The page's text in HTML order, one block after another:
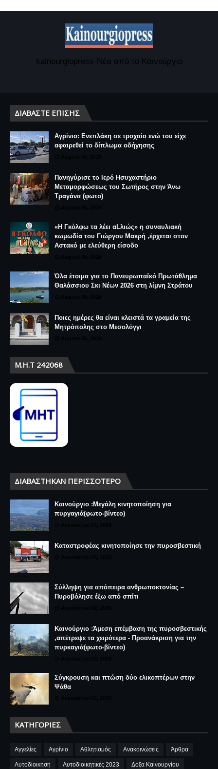
kainourgiopress-Νέα από το Καινούργιο
ΔΙΑΒΆΣΤΕ ΕΠΊΣΗΣ
Αγρίνιο: Ενεπλάκη σε τροχαίο ενώ του είχε
αφαιρεθεί το δίπλωμα οδήγησης
Πανηγύρισε το Ιερό Ησυχαστήριο
Μεταμορφώσεως του Σωτήρος στην Άνω
Τραγάνα (φωτο)
«Η Γκόλφω τα λέει αLλιώς» η συναυλιακή
κωμωδία του Γιώργου Μακρή ,έρχεται στον
Αστακό με ελεύθερη είσοδο
Όλα έτοιμα για το Πανευρωπαϊκό Πρωτάθλημα
Θαλάσσιου Σκι Νέων 2026 στη λίμνη Στράτου
Ποιες ημέρες θα είναι κλειστά τα γραμεία της
Μητρόπολης στο Μεσολόγγι
Μ.Η.Τ 242068
ΔΙΑΒΆΣΤΗΚΑΝ ΠΕΡΙΣΣΌΤΕΡΟ
Καινούργιο :Μεγάλη κινητοποίηση για
πυργαγιά(φωτο-βίντεο)
Καταστροφέας κινητοποίησε την πυροσβεστική
Σύλληψη για απόπειρα ανθρωποκτονίας –
Πυροβόλησε έξω από σπίτι
Καινούργιο :Άμεση επέμβαση της πυροσβεστικής
,απέτρεψε τα χειρότερα - Προανάκριση για την
πυρκαγιά(φωτο-βίντεο)
Σύγκρουση και πτώση δύο ελικοπτέρων στην
Ψάθα
ΚΑΤΗΓΟΡΊΕΣ
Αγγελίες Αγρίνιο Αθλητισμός Ανακοινώσεις Άρθρα
Αυτοδίοικηση Αυτοδιοικητικές 2023 Δόξα Καινουργίου